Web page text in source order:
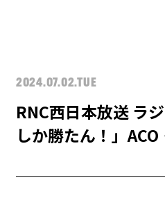
2024.07.02.TUE
RNC西日本放送 ラ
しか勝たん！」ACO